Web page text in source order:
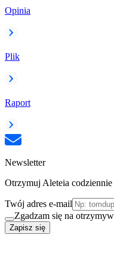
Opinia
Plik
Raport
Newsletter
Otrzymuj Aleteia
Twój adres e-mail
Zgadzam się na
Zapisz się